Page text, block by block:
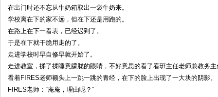
在出门时还不忘从牛奶箱取出一袋牛奶来。
学校离在下的家不远，但在下还是用跑的。
在路上在下一看表，已经迟到了。
于是在下就干脆用走的了。
走进学校时早自修早就开始了。
走进教室，揉了揉睡意朦胧的眼睛，不好意思的看了看班主任老师兼教务
看着FIRES老师额头上一跳一跳的青经，在下的脸上出现了一大块的阴影。
FIRES老师：“庵庵，理由呢？”